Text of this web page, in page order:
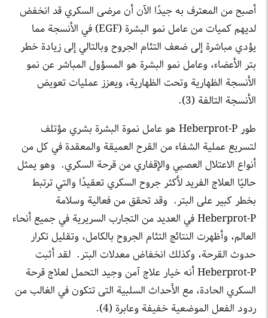
أصبح من المعترف به جيدًا الآن أن مرضى السكري قد انخفض
لديهم كميات من عامل نمو البشرة (EGF) في الأنسجة مما
يؤدي مباشرة إلى ضعف التئام الجروح وبالتالي إلى زيادة خطر
بتر الأعضاء، وعامل نمو البشرة هو المسؤول المباشر عن نمو
الأنسجة الظهارية وتحت الظهارية، ويعزز عمليات تعويض
الأنسجة التالفة (3).
طور Heberprot-P هو عامل نموة البشرة بشري مؤتلف
لتسريع عملية الشفاء من القرح العميقة والمعقدة في كل من
أنواع الاعتلال العصبي والإقفاري من قرحة السكري. وهو يمثل
حاليًا العلاج الفريد لأكثر جروح السكري تعقيدًا والتي ترتبط
بخطر كبير على البتر. وقد تحقق من فعالية وسلامة
Heberprot-P في العديد من التجارب السريرية في جميع أنحاء
العالم، وأظهرت النتائج التئام الجروح بالكامل، وتقليل تكرار
حدوث القرحة، وكذلك انخفاض معدلات البتر. لقد أثبت
Heberprot-P أنه خيار علاج آمن وجيد التحمل لعلاج قرحة
السكري الحادة، مع الأحداث السلبية التى تتكون في الغالب من
ردود الفعل الموضعية خفيفة وعابرة (4).